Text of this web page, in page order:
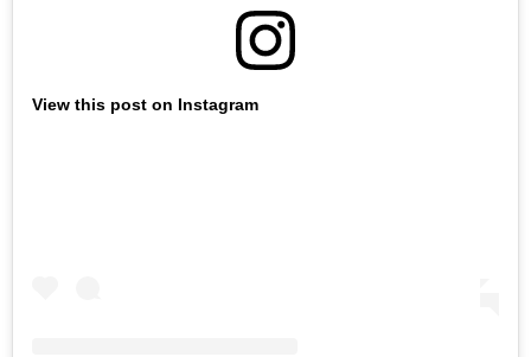
View this post on Instagram